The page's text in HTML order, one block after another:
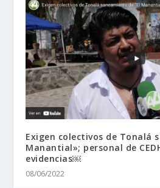
Exigen colectivos de Tonalá
Manantial»; personal de
evidencias￼
08/06/2022